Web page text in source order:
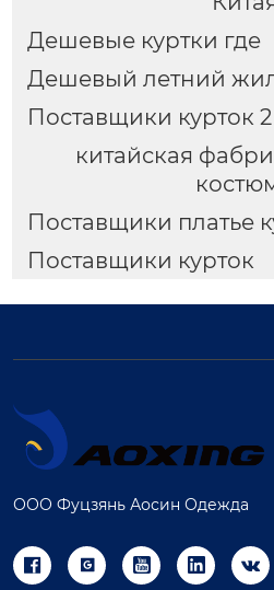
Дешевые куртки где
Дешевый летний
Поставщики курток 2
китайская
Поставщики платье
Поставщики курток
ООО Фуцзянь Аосин Одежда
    